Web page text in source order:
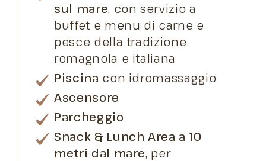
sul mare, con servizio a
buffet e menu di carne e
pesce della tradizione
romagnola e italiana
Piscina con idromassaggio
Ascensore
Parcheggio
Snack & Lunch Area a 10
metri dal mare, per